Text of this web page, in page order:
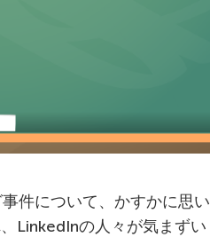
件について、かすかに思い
LinkedInの人々が気まずい